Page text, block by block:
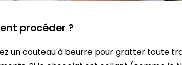
procéder ?
un couteau à beurre pour gratter toute